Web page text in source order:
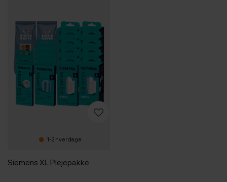
1-2 hverdage
Siemens XL Plejepakke